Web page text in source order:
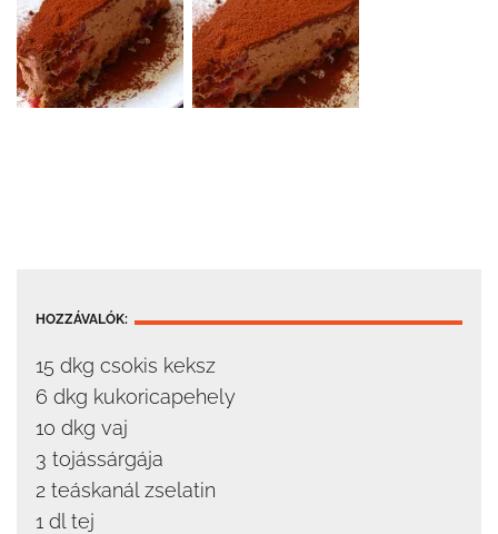
HOZZÁVALÓK:
15 dkg csokis keksz
6 dkg kukoricapehely
10 dkg vaj
3 tojássárgája
2 teáskanál zselatin
1 dl tej